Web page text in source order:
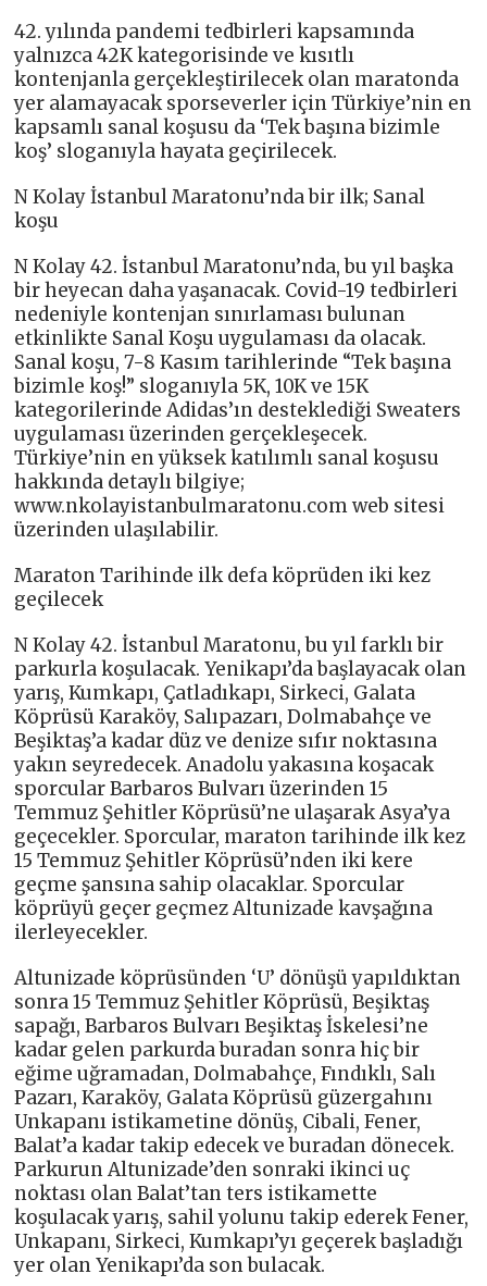
42. yılında pandemi tedbirleri kapsamında
yalnızca 42K kategorisinde ve kısıtlı
kontenjanla gerçekleştirilecek olan maratonda
yer alamayacak sporseverler için Türkiye’nin en
kapsamlı sanal koşusu da ‘Tek başına bizimle
koş’ sloganıyla hayata geçirilecek.
N Kolay İstanbul Maratonu’nda bir ilk; Sanal
koşu
N Kolay 42. İstanbul Maratonu’nda, bu yıl başka
bir heyecan daha yaşanacak. Covid-19 tedbirleri
nedeniyle kontenjan sınırlaması bulunan
etkinlikte Sanal Koşu uygulaması da olacak.
Sanal koşu, 7-8 Kasım tarihlerinde “Tek başına
bizimle koş!” sloganıyla 5K, 10K ve 15K
kategorilerinde Adidas’ın desteklediği Sweaters
uygulaması üzerinden gerçekleşecek.
Türkiye’nin en yüksek katılımlı sanal koşusu
hakkında detaylı bilgiye;
www.nkolayistanbulmaratonu.com web sitesi
üzerinden ulaşılabilir.
Maraton Tarihinde ilk defa köprüden iki kez
geçilecek
N Kolay 42. İstanbul Maratonu, bu yıl farklı bir
parkurla koşulacak. Yenikapı’da başlayacak olan
yarış, Kumkapı, Çatladıkapı, Sirkeci, Galata
Köprüsü Karaköy, Salıpazarı, Dolmabahçe ve
Beşiktaş’a kadar düz ve denize sıfır noktasına
yakın seyredecek. Anadolu yakasına koşacak
sporcular Barbaros Bulvarı üzerinden 15
Temmuz Şehitler Köprüsü’ne ulaşarak Asya’ya
geçecekler. Sporcular, maraton tarihinde ilk kez
15 Temmuz Şehitler Köprüsü’nden iki kere
geçme şansına sahip olacaklar. Sporcular
köprüyü geçer geçmez Altunizade kavşağına
ilerleyecekler.
Altunizade köprüsünden ‘U’ dönüşü yapıldıktan
sonra 15 Temmuz Şehitler Köprüsü, Beşiktaş
sapağı, Barbaros Bulvarı Beşiktaş İskelesi’ne
kadar gelen parkurda buradan sonra hiç bir
eğime uğramadan, Dolmabahçe, Fındıklı, Salı
Pazarı, Karaköy, Galata Köprüsü güzergahını
Unkapanı istikametine dönüş, Cibali, Fener,
Balat’a kadar takip edecek ve buradan dönecek.
Parkurun Altunizade’den sonraki ikinci uç
noktası olan Balat’tan ters istikamette
koşulacak yarış, sahil yolunu takip ederek Fener,
Unkapanı, Sirkeci, Kumkapı’yı geçerek başladığı
yer olan Yenikapı’da son bulacak.